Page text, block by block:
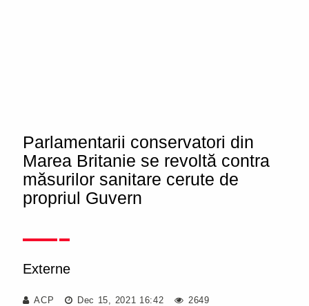
Parlamentarii conservatori din
Marea Britanie se revoltă contra
măsurilor sanitare cerute de
propriul Guvern
Externe
ACP Dec 15, 2021 16:42 2649